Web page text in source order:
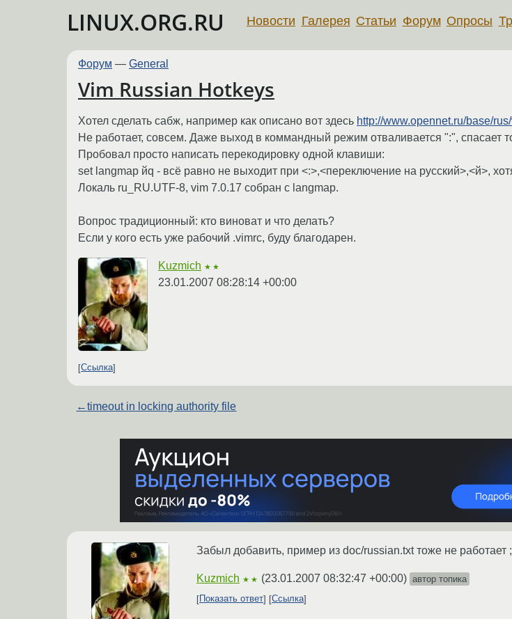
LINUX.ORG.RU Новости Галерея Статьи Форум Опросы
Форум — General
Vim Russian Hotkeys
Хотел сделать сабж, например как описано вот здесь http://www.opennet.ru/base/
Не работает, совсем. Даже выход в коммандный режим отваливается ":", спасает
Пробовал просто написать перекодировку одной клавиши:
set langmap йq - всё равно не выходит при <:>,<переключение на русский>,<й>,
Локаль ru_RU.UTF-8, vim 7.0.17 собран с langmap.
Вопрос традиционный: кто виноват и что делать?
Если у кого есть уже рабочий .vimrc, буду благодарен.
Kuzmich ★★
23.01.2007 08:28:14 +00:00
Ссылка
←timeout in locking authority file
Забыл добавить, пример из doc/russian.txt тоже не работает
Kuzmich ★★ (23.01.2007 08:32:47 +00:00) автор топика
Показать ответ
Ссылка